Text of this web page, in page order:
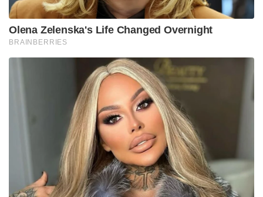
Olena Zelenska's Life Changed Overnight
BRAINBERRIES